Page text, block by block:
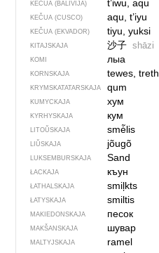
KEČUA (BALIVIJA) t’iwu, aqu
KEČUA (CUSCO) aqu, t’iyu
KEČUA (EKVADOR) tiyu, yuksi
KITAJSKAJA 沙子 shāzi
KOMI лыа
KORNSKAJA tewes, treth
KRYMSKA­TATARSKAJA qum
KUMYCKAJA хум
KYRHYSKAJA кум
LITOŬSKAJA smė̃lis
LIŬSKAJA jõugõ
LUKSEMBURSKAJA Sand
ŁACKAJA къун
ŁATHALSKAJA smiļkts
ŁATYSKAJA smiltis
MAKIEDONSKAJA песок
MAKŠANSKAJA шувар
MALTYJSKAJA ramel